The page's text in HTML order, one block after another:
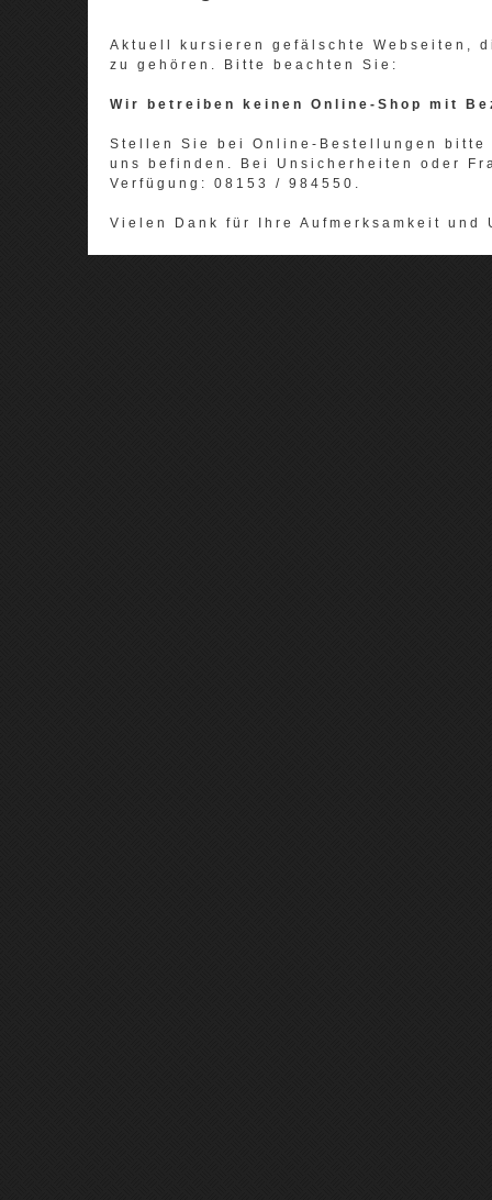
Aktuell kursieren gefälschte Webseiten,
zu gehören. Bitte beachten Sie:
Wir betreiben keinen Online-Shop mit
Stellen Sie bei Online-Bestellungen
uns befinden. Bei Unsicherheiten oder
Verfügung: 08153 / 984550.
Vielen Dank für Ihre Aufmerksamkeit und